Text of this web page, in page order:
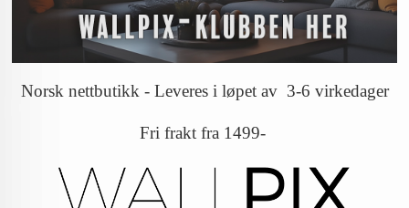
Norsk nettbutikk - Leveres i løpet av 3-6 virkedager
Fri frakt fra 1499-